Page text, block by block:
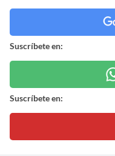
Suscríbete en:
Suscríbete en: